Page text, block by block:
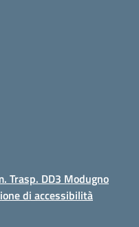
Trasp. DD3 Modugno
di accessibilità